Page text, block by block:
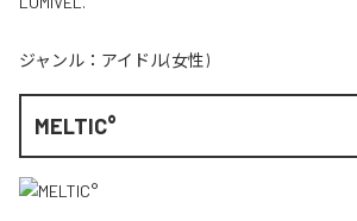
ジャンル： アイドル(女性)
MELTIC°